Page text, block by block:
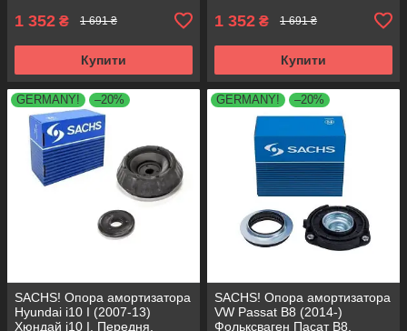
1 352 ₴ 1 691 ₴
Купити
1 352 ₴ 1 691 ₴
Купити
GERMANY! –20%
SACHS! Опора амортизатора
Hyundai i10 I (2007-13)
Хюндай i10 I. Передня.
GERMANY! –20%
SACHS! Опора амортизатора
VW Passat B8 (2014-)
Фольксваген Пасат B8.